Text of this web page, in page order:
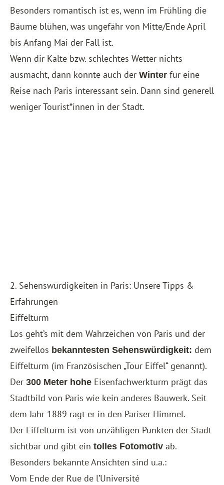
Besonders romantisch ist es, wenn im Frühling die
Bäume blühen, was ungefähr von Mitte/Ende April
bis Anfang Mai der Fall ist.
Wenn dir Kälte bzw. schlechtes Wetter nichts
ausmacht, dann könnte auch der Winter für eine
Reise nach Paris interessant sein. Dann sind generell
weniger Tourist*innen in der Stadt.
2. Sehenswürdigkeiten in Paris: Unsere Tipps &
Erfahrungen
Eiffelturm
Los geht’s mit dem Wahrzeichen von Paris und der
zweifellos bekanntesten Sehenswürdigkeit: dem
Eiffelturm (im Französischen „Tour Eiffel“ genannt).
Der 300 Meter hohe Eisenfachwerkturm prägt das
Stadtbild von Paris wie kein anderes Bauwerk. Seit
dem Jahr 1889 ragt er in den Pariser Himmel.
Der Eiffelturm ist von unzähligen Punkten der Stadt
sichtbar und gibt ein tolles Fotomotiv ab.
Besonders bekannte Ansichten sind u.a.:
Vom Ende der Rue de l’Université